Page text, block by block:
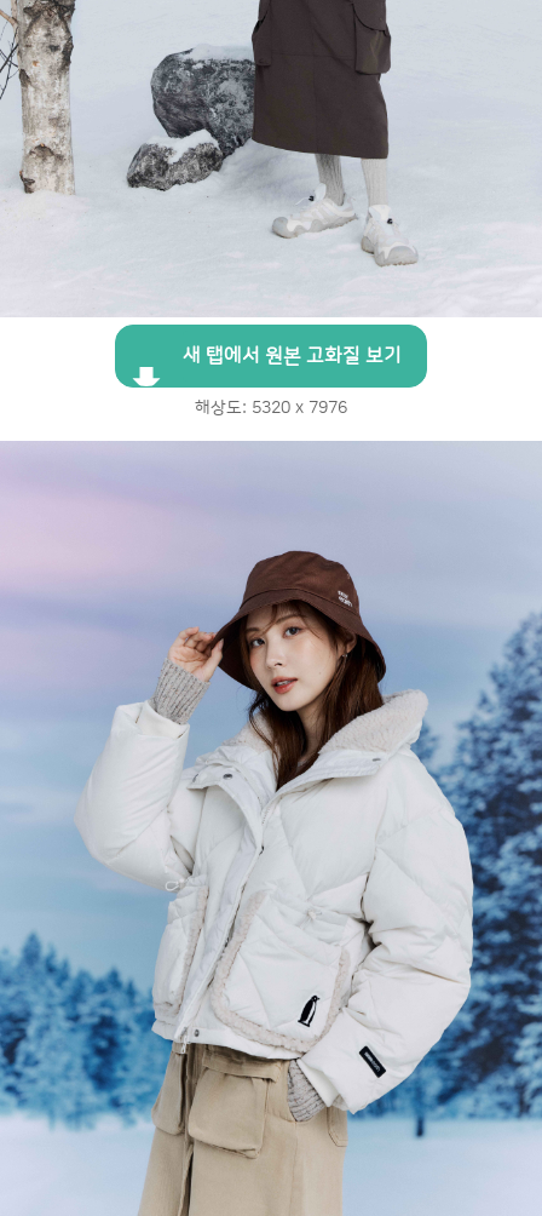
새 탭에서 원본 고화질 보기
해상도: 5320 x 7976